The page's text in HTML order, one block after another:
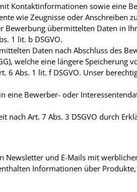
Kontaktinformationen sowie eine
wie Zeugnisse oder Anschreiben
übermittelten Daten in
1 lit. b DSGVO.
Daten nach Abschluss des
welche eine längere Speicherung
6 Abs. 1 lit. f DSGVO. Unser
eine Bewerber- oder
nach Art. 7 Abs. 3 DSGVO durch
Newsletter und E-Mails mit
Informationen über